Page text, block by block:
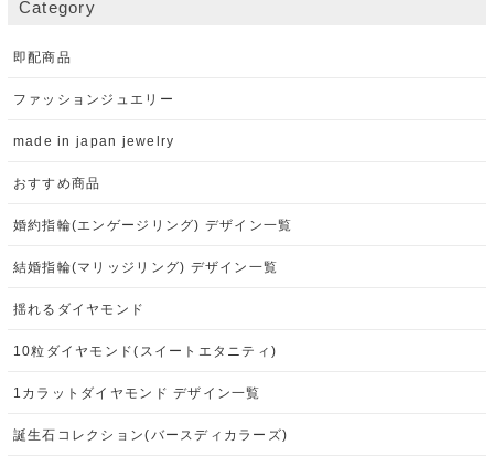
Category
即配商品
ファッションジュエリー
made in japan jewelry
おすすめ商品
婚約指輪(エンゲージリング) デザイン一覧
結婚指輪(マリッジリング) デザイン一覧
揺れるダイヤモンド
10粒ダイヤモンド(スイートエタニティ)
1カラットダイヤモンド デザイン一覧
誕生石コレクション(バースディカラーズ)